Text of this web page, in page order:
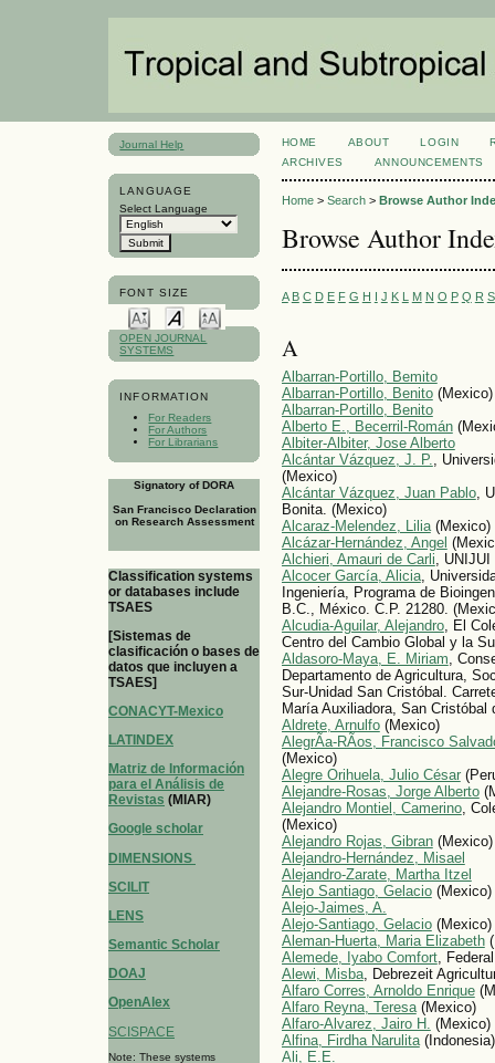
Journal Help
LANGUAGE
Select Language
FONT SIZE
OPEN JOURNAL
SYSTEMS
INFORMATION
For Readers
For Authors
For Librarians
Signatory of DORA
San Francisco Declaration
on Research Assessment
Classification systems
or databases include
TSAES
[Sistemas de
clasificación o bases de
datos que incluyen a
TSAES]
CONACYT-Mexico
LATINDEX
Matriz de Información
para el Análisis de
Revistas (MIAR)
Google scholar
DIMENSIONS
SCILIT
LENS
Semantic Scholar
DOAJ
OpenAlex
SCISPACE
Note: These systems
HOME ABOUT LOGIN
ARCHIVES
ANNOUNCEMENTS
Home> Search> Browse Author
Browse Author
A B C D E F G H I J K L M N O P Q R S
A
Albarran-Portillo, Bemito
Albarran-Portillo, Benito(Mexico)
Albarran-Portillo, Benito
Alberto E., Becerril-Román
Albiter-Albiter, Jose Alberto
Alcántar Vázquez, J. P.,
(Mexico)
Alcántar Vázquez, Juan Pablo,
Bonita. (Mexico)
Alcaraz-Melendez, Lilia(Mexico)
Alcázar-Hernández, Angel
Alchieri, Amauri de Carli, UNIJUI
Alcocer García, Alicia,
Ingeniería, Programa de
B.C., México. C.P. 21280.
Alcudia-Aguilar, Alejandro, El
Centro del Cambio Global y la
Aldasoro-Maya, E. Miriam,
Departamento de Agricultura,
Sur-Unidad San Cristóbal.
María Auxiliadora, San
Aldrete, Arnulfo(Mexico)
AlegrÃ­a-RÃ­os, Francisco
(Mexico)
Alegre Orihuela, Julio César
Alejandre-Rosas, Jorge Alberto
Alejandro Montiel, Camerino,
(Mexico)
Alejandro Rojas, Gibran(Mexico)
Alejandro-Hernández, Misael
Alejandro-Zarate, Martha Itzel
Alejo Santiago, Gelacio(Mexico)
Alejo-Jaimes, A.
Alejo-Santiago, Gelacio(Mexico)
Aleman-Huerta, Maria Elizabeth
Alemede, Iyabo Comfort,
Alewi, Misba, Debrezeit
Alfaro Corres, Arnoldo Enrique
Alfaro Reyna, Teresa(Mexico)
Alfaro-Alvarez, Jairo H. (Mexico)
Alfina, Firdha Narulita(Indonesia)
Ali, E.E.